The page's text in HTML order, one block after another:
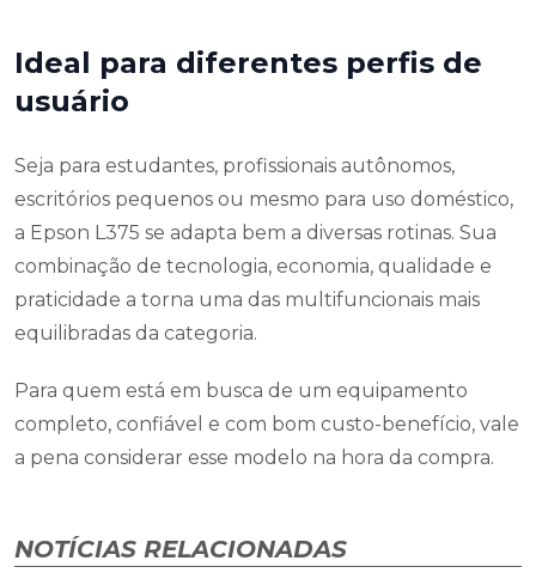
Ideal para diferentes perfis de
usuário
Seja para estudantes, profissionais autônomos,
escritórios pequenos ou mesmo para uso doméstico,
a Epson L375 se adapta bem a diversas rotinas. Sua
combinação de tecnologia, economia, qualidade e
praticidade a torna uma das multifuncionais mais
equilibradas da categoria.
Para quem está em busca de um equipamento
completo, confiável e com bom custo-benefício, vale
a pena considerar esse modelo na hora da compra.
NOTÍCIAS RELACIONADAS